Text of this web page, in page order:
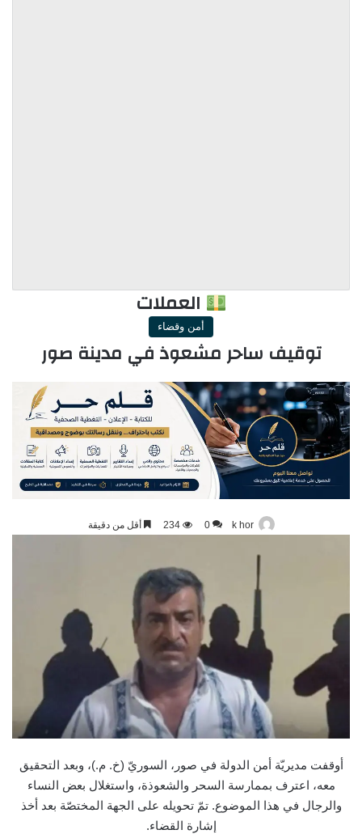
العملات
أمن وقضاء
توقيف ساحر مشعوذ في مدينة صور
k hor
0
234 أقل من دقيقة
أوقفت مديريّة أمن الدولة في صور، السوريّ (خ. م.)، وبعد التحقيق
معه، اعترف بممارسة السحر والشعوذة، واستغلال بعض النساء
والرجال في هذا الموضوع. تمّ تحويله على الجهة المختصّة بعد أخذ
إشارة القضاء.